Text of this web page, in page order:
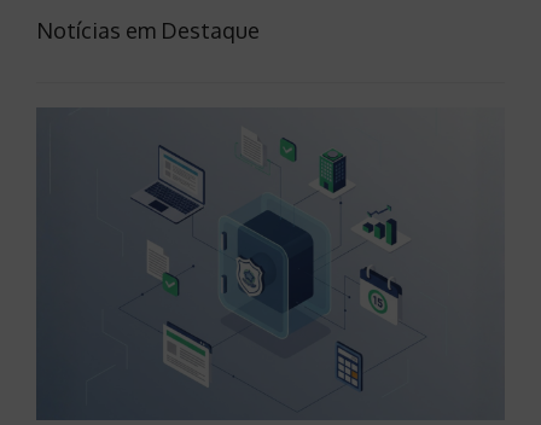
Notícias em Destaque